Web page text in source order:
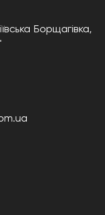
Борщагівка,